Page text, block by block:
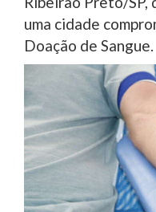
uma cidade
Doação de Sangue.